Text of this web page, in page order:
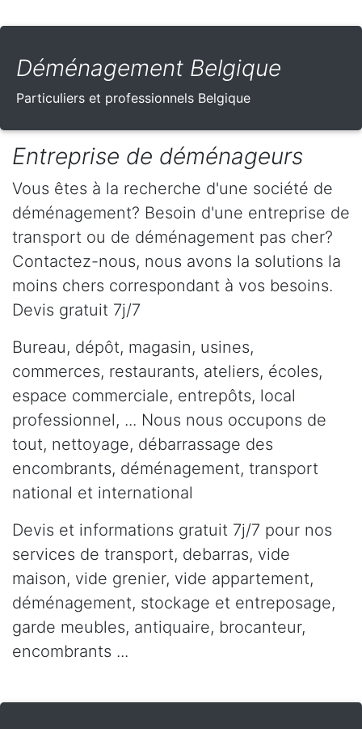
Déménagement Belgique
Particuliers et professionnels Belgique
Entreprise de déménageurs
Vous êtes à la recherche d'une société de
déménagement? Besoin d'une entreprise de
transport ou de déménagement pas cher?
Contactez-nous, nous avons la solutions la
moins chers correspondant à vos besoins.
Devis gratuit 7j/7
Bureau, dépôt, magasin, usines,
commerces, restaurants, ateliers, écoles,
espace commerciale, entrepôts, local
professionnel, ... Nous nous occupons de
tout, nettoyage, débarrassage des
encombrants, déménagement, transport
national et international
Devis et informations gratuit 7j/7 pour nos
services de transport, debarras, vide
maison, vide grenier, vide appartement,
déménagement, stockage et entreposage,
garde meubles, antiquaire, brocanteur,
encombrants ...